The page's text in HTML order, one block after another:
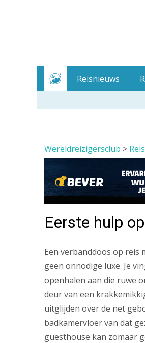
Reisnieuws
Wereldreizigersclub >
Eerste hulp
Een verbanddoos op reis
geen onnodige luxe. Je
openhalen aan die ruwe
deur van een
uitglijden over de net
badkamervloer van dat
guesthouse kan zomaar